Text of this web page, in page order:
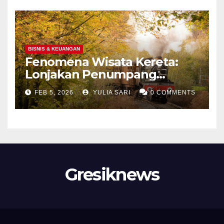
BISNIS & KEUANGAN
Fenomena Wisata Kereta:
Lonjakan Penumpang
Panoramic di Jawa dan
Upaya Menghidupkan
Kembali Jalur Bersejarah di
FEB 5, 2026 YULIA SARI 0 COMMENTS
Gresiknews